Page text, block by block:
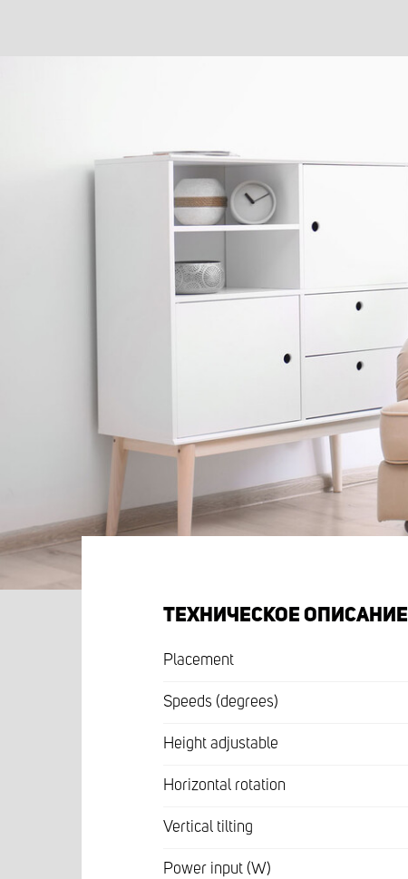
ТЕХНИЧЕСКОЕ ОПИСАНИЕ
Placement
Speeds (degrees)
Height adjustable
Horizontal rotation
Vertical tilting
Power input (W)